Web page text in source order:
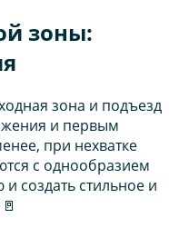
зоны:
зона и подъезд
и первым
при нехватке
с однообразием
создать стильное и